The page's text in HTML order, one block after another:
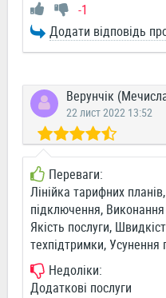
-1
Додати відповідь
Верунчік
22 лист 2022 13:52
Переваги:
Лінійка тарифних
підключення,
Якість послуги,
техпідтримки,
Недоліки:
Додаткові послуги